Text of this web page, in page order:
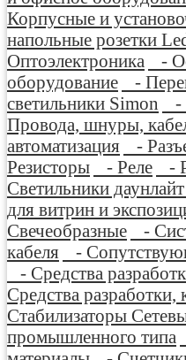
Корпусные и
напольные розетки
Оптоэлектроника
-
оборудование
-
светильники Simon
-
Провода, шнуры,
автоматизация
-
Резисторы
- Реле -
Светильники
для витрин и
Свечеобразные
-
кабеля
-
- Средства
Средства
Стабилизаторы
промышленного типа